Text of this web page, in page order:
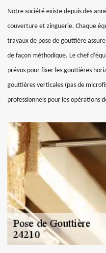
Notre société existe depuis des
couverture et zinguerie. Chaque
travaux de pose de gouttière
de façon méthodique. Le chef
prévus pour fixer les gouttières
gouttières verticales (pas de
professionnels pour les opérations